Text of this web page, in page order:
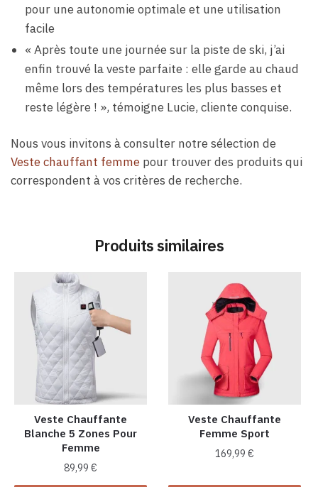
pour une autonomie optimale et une utilisation
facile
« Après toute une journée sur la piste de ski, j’ai
enfin trouvé la veste parfaite : elle garde au chaud
même lors des températures les plus basses et
reste légère ! », témoigne Lucie, cliente conquise.
Nous vous invitons à consulter notre sélection de
Veste chauffant femme pour trouver des produits qui
correspondent à vos critères de recherche.
Produits similaires
Veste Chauffante
Blanche 5 Zones Pour
Femme
89,99€
Veste Chauffante
Femme Sport
169,99€